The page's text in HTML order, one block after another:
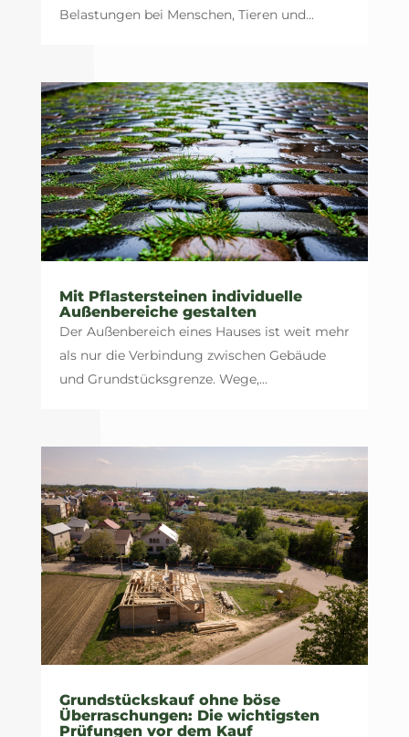
Belastungen bei Menschen, Tieren und...
Mit Pflastersteinen individuelle
Außenbereiche gestalten
Der Außenbereich eines Hauses ist weit mehr
als nur die Verbindung zwischen Gebäude
und Grundstücksgrenze. Wege,...
Grundstückskauf ohne böse
Überraschungen: Die wichtigsten
Prüfungen vor dem Kauf